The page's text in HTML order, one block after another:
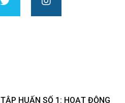
TẬP HUẤN SỐ 1: HOẠT ĐỘNG